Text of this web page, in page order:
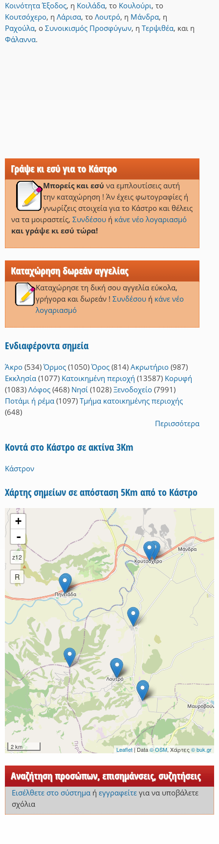
Κοινότητα Έξοδος, η Κοιλάδα, το Κουλούρι, το
Κουτσόχερο, η Λάρισα, το Λουτρό, η Μάνδρα, η
Ραχούλα, ο Συνοικισμός Προσφύγων, η Τερψιθέα, και η
Φάλαννα.
Γράψε κι εσύ για το Κάστρο
Μπορείς και εσύ να εμπλουτίσεις αυτή
την καταχώρηση ! Άν έχεις φωτογραφίες ή
γνωρίζεις στοιχεία για το Κάστρο και θέλεις
να τα μοιραστείς, Συνδέσουή κάνε νέο λογαριασμό
και γράψε κι εσύ τώρα!
Καταχώρηση δωρεάν αγγελίας
Καταχώρησε τη δική σου αγγελία εύκολα,
γρήγορα και δωρεάν ! Συνδέσουή κάνε νέο
λογαριασμό
Ενδιαφέροντα σημεία
Άκρο (534) Όρμος (1050) Όρος (814) Ακρωτήριο (987)
Εκκλησία (1077) Κατοικημένη περιοχή (13587) Κορυφή
(1083) Λόφος (468) Νησί (1028) Ξενοδοχείο (7991)
Ποτάμι ή ρέμα (1097) Τμήμα κατοικημένης περιοχής
(648)
Περισσότερα
Κοντά στο Κάστρο σε ακτίνα 3Km
Κάστρον
Χάρτης σημείων σε απόσταση 5Km από το Κάστρο
+
-
z12
R
2 km Leaflet| Data© OSM, Χάρτες © buk.gr
Αναζήτηση προσώπων, επισημάνσεις, συζητήσεις
Εισέλθετε στο σύστημαή εγγραφείτεγια να υποβάλετε
σχόλια